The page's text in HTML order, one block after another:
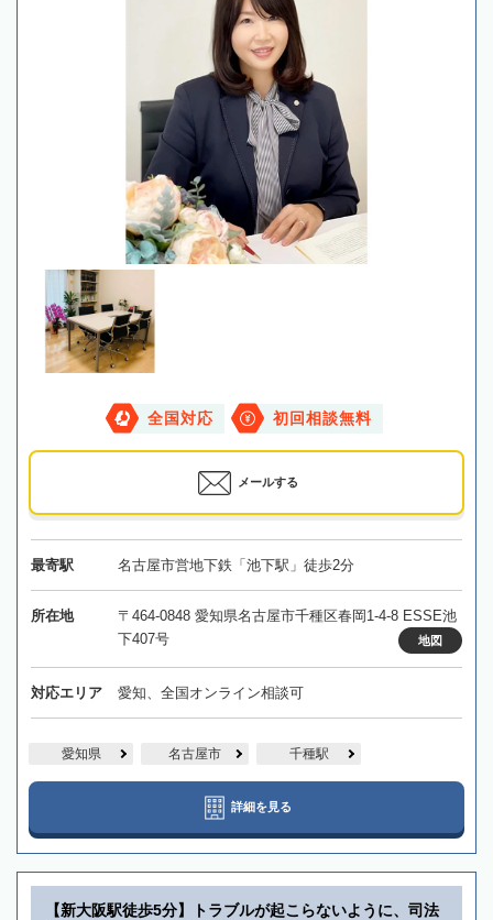
全国対応 初回相談無料
メールする
最寄駅 名古屋市営地下鉄「池下駅」徒歩2分
所在地
〒464-0848 愛知県名古屋市千種区春岡1-4-8 ESSE池
下407号
地図
対応エリア 愛知、全国オンライン相談可
愛知県 名古屋市 千種駅
詳細を見る
【新大阪駅徒歩5分】トラブルが起こらないように、司法